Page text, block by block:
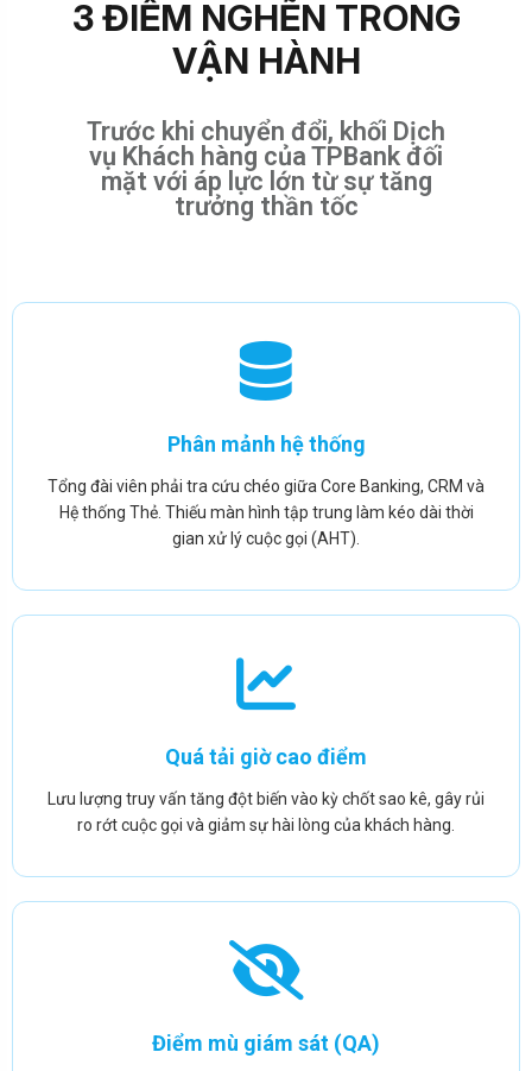
3 ĐIỂM NGHẼN TRONG
VẬN HÀNH
Trước khi chuyển đổi, khối Dịch
vụ Khách hàng của TPBank đối
mặt với áp lực lớn từ sự tăng
trưởng thần tốc
Phân mảnh hệ thống
Tổng đài viên phải tra cứu chéo giữa Core Banking, CRM và
Hệ thống Thẻ. Thiếu màn hình tập trung làm kéo dài thời
gian xử lý cuộc gọi (AHT).
Quá tải giờ cao điểm
Lưu lượng truy vấn tăng đột biến vào kỳ chốt sao kê, gây rủi
ro rớt cuộc gọi và giảm sự hài lòng của khách hàng.
Điểm mù giám sát (QA)